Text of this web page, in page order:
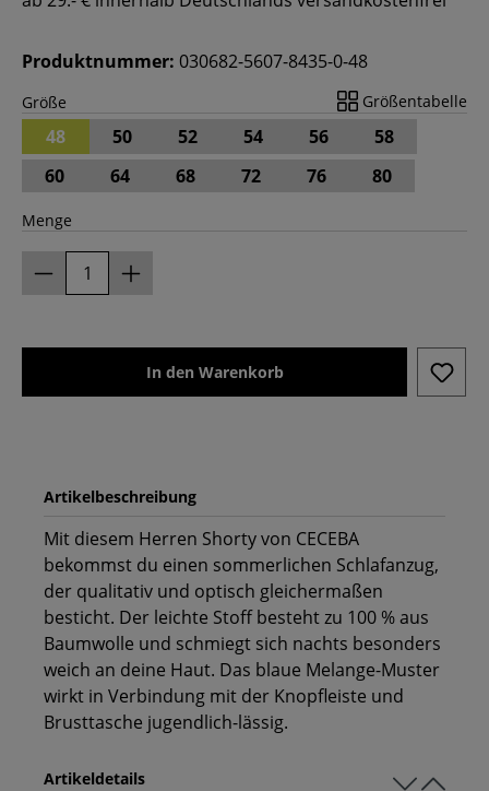
Produktnummer: 030682-5607-8435-0-48
Größe Größentabelle
48 50 52 54 56
58
60
64 68 72 76 80
Menge
In den Warenkorb
Artikelbeschreibung
Mit diesem Herren Shorty von CECEBA
bekommst du einen sommerlichen Schlafanzug,
der qualitativ und optisch gleichermaßen
besticht. Der leichte Stoff besteht zu 100 % aus
Baumwolle und schmiegt sich nachts besonders
weich an deine Haut. Das blaue Melange-Muster
wirkt in Verbindung mit der Knopfleiste und
Brusttasche jugendlich-lässig.
Artikeldetails